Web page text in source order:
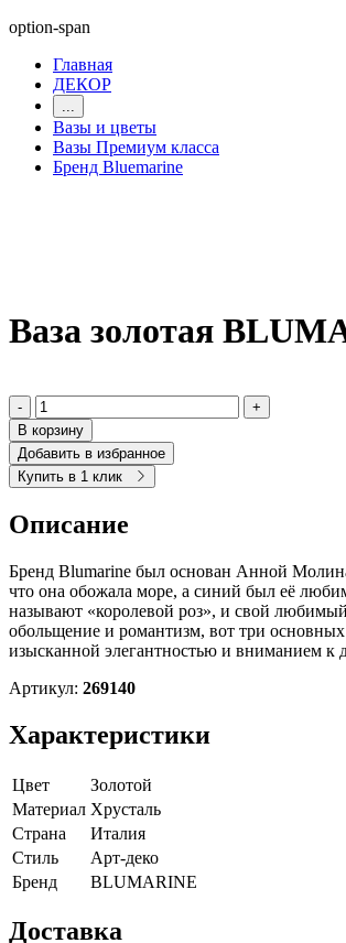
option-span
Главная
ДЕКОР
...
Вазы и цветы
Вазы Премиум класса
Бренд Bluemarine
Ваза золотая
-
+
В корзину
Добавить в избранное
Купить в 1 клик
Описание
Бренд Blumarine был основан Анной
что она обожала море, а синий был её
называют «королевой роз», и свой
обольщение и романтизм, вот три
изысканной элегантностью и вниманием к
Артикул: 269140
Характеристики
Цвет
Золотой
Материал Хрусталь
Страна
Италия
Cтиль
Арт-деко
Бренд
BLUMARINE
Доставка